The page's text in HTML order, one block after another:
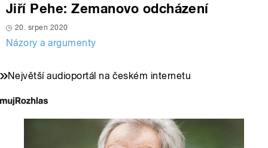
Jiří Pehe: Zemanovo odcházení
20. srpen 2020
Názory a argumenty
Největší audioportál na českém internetu